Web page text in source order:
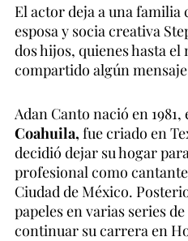
El actor deja a una familia
esposa y socia creativa
dos hijos, quienes hasta
compartido algún
Adan Canto nació en 1981,
Coahuila, fue criado en
decidió dejar su hogar
profesional como
Ciudad de México.
papeles en varias series
continuar su carrera en